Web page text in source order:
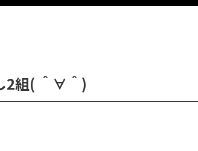
2組( ＾∀＾)